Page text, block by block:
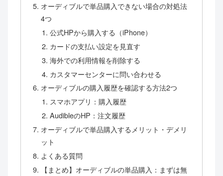
オーディブルで単品購入できない場合の対処法
4つ
公式HPから購入する（iPhone）
カードの支払い設定を見直す
海外での利用情報を削除する
カスタマーセンターに問い合わせる
オーディブルの購入履歴を確認する方法2つ
スマホアプリ：購入履歴
AudibleのHP：注文履歴
オーディブルで単品購入するメリット・デメリ
ット
よくある質問
【まとめ】オーディブルの単品購入：まずは無